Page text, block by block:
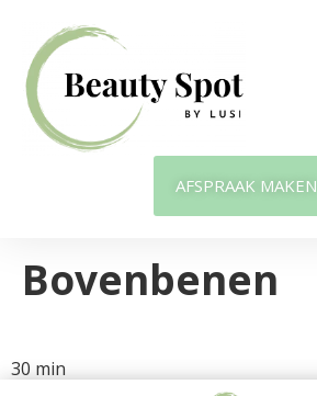
AFSPRAAK MAKEN
Bovenbenen
30 min